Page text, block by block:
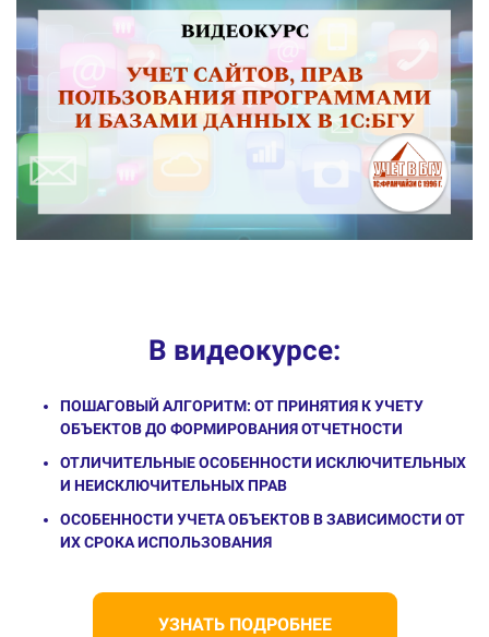
В видеокурсе:
ПОШАГОВЫЙ АЛГОРИТМ: ОТ ПРИНЯТИЯ К УЧЕТУ
ОБЪЕКТОВ ДО ФОРМИРОВАНИЯ ОТЧЕТНОСТИ
ОТЛИЧИТЕЛЬНЫЕ ОСОБЕННОСТИ ИСКЛЮЧИТЕЛЬНЫХ
И НЕИСКЛЮЧИТЕЛЬНЫХ ПРАВ
ОСОБЕННОСТИ УЧЕТА ОБЪЕКТОВ В ЗАВИСИМОСТИ ОТ
ИХ СРОКА ИСПОЛЬЗОВАНИЯ
УЗНАТЬ ПОДРОБНЕЕ